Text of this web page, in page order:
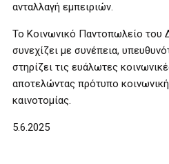
ανταλλαγή εμπειριών.
Το Κοινωνικό Παντοπωλείο του
συνεχίζει με συνέπεια,
στηρίζει τις ευάλωτες
αποτελώντας πρότυπο
καινοτομίας.
5.6.2025